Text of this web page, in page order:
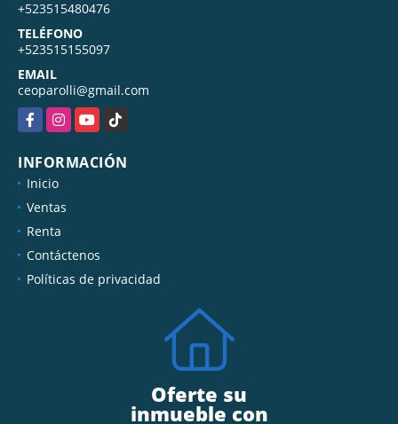
+523515480476
TELÉFONO
+523515155097
EMAIL
ceoparolli@gmail.com
FacebookInstagramYouTubeTikTok
INFORMACIÓN
Inicio
Ventas
Renta
Contáctenos
Políticas de privacidad
Oferte su
inmueble con